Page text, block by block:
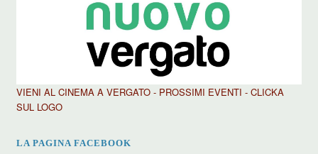
VIENI AL CINEMA A VERGATO - PROSSIMI EVENTI - CLICKA
SUL LOGO
LA PAGINA FACEBOOK